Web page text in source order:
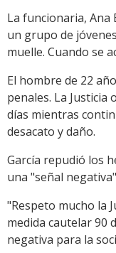
La funcionaria,
un grupo de
muelle. Cuando se
El hombre de 22
penales. La
días mientras
desacato y daño.
García repudió los
una "señal
"Respeto mucho la
medida cautelar 90
negativa para la